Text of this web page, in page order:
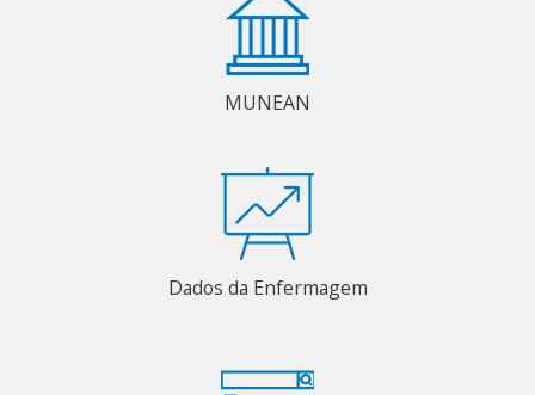
MUNEAN
Dados da Enfermagem